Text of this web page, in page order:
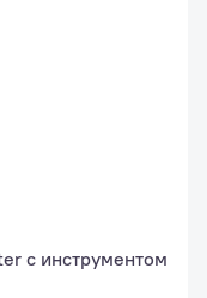
с инструментом